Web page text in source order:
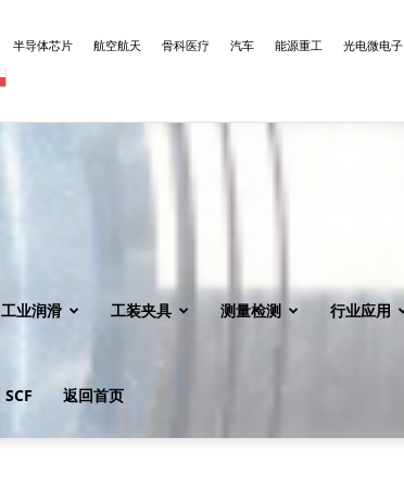
半导体芯片 航空航天 骨科医疗 汽车 能源重工 光电微电子
工业润滑 工装夹具 测量检测 行业应用
SCF 返回首页